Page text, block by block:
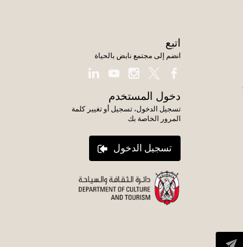
اتبع
انضم إلى مجتمع نابض بالحياة
دخول المستخدم
تسجيل الدخول، تسجيل أو تغيير كلمة
المرور الخاصة بك
تسجيل الدخول